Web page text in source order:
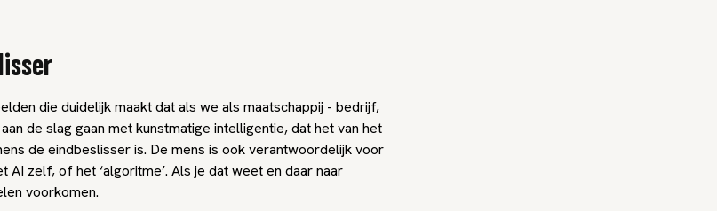
die duidelijk maakt dat als we als maatschappij - bedrijf,
de slag gaan met kunstmatige intelligentie, dat het van het
de eindbeslisser is. De mens is ook verantwoordelijk voor
AI zelf, of het ‘algoritme’. Als je dat weet en daar naar
voorkomen.